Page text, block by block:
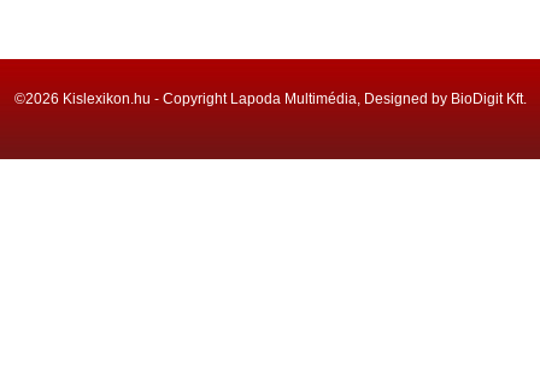
©2026 Kislexikon.hu - Copyright Lapoda Multimédia, Designed by BioDigit Kft.